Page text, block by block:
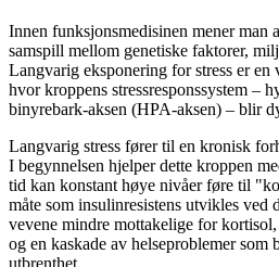
Innen funksjonsmedisinen mener man
samspill mellom genetiske faktorer,
Langvarig eksponering for stress er
hvor kroppens stressresponssystem –
binyrebark-aksen (HPA-aksen) – blir
Langvarig stress fører til en kronisk
I begynnelsen hjelper dette kroppen
tid kan konstant høye nivåer føre til
måte som insulinresistens utvikles ved
vevene mindre mottakelige for
og en kaskade av helseproblemer som
utbrenthet.